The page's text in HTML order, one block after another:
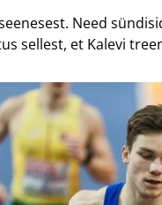
Need
sellest, et Kalevi